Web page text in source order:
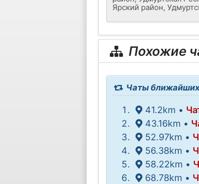
Ярский район,
Похожие
Чаты
41.2km •
43.16km •
52.97km •
56.38km •
58.22km •
68.78km •